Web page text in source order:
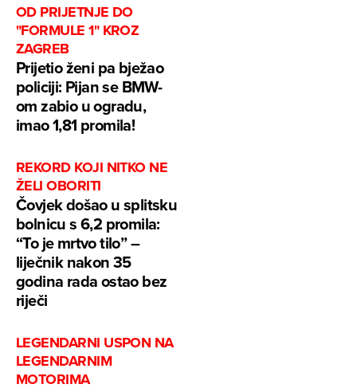
OD PRIJETNJE DO
"FORMULE 1" KROZ
ZAGREB
Prijetio ženi pa bježao
policiji: Pijan se BMW-
om zabio u ogradu,
imao 1,81 promila!
REKORD KOJI NITKO NE
ŽELI OBORITI
Čovjek došao u splitsku
bolnicu s 6,2 promila:
“To je mrtvo tilo” –
liječnik nakon 35
godina rada ostao bez
riječi
LEGENDARNI USPON NA
LEGENDARNIM
MOTORIMA